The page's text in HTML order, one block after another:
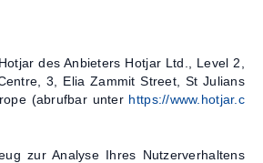
des Anbieters Hotjar Ltd., Level 2,
3, Elia Zammit Street, St Julians
(abrufbar unter https://www.hotjar.c
zur Analyse Ihres Nutzerverhaltens